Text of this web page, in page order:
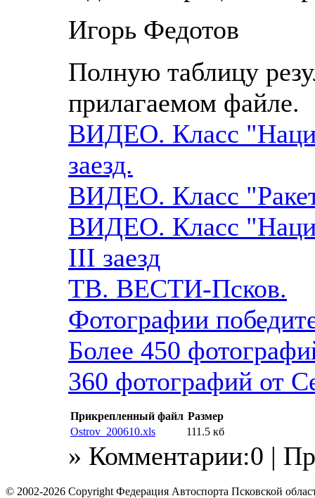
Игорь Федотов
Полную таблицу
прилагаемом файле.
ВИДЕО. Класс
заезд.
ВИДЕО. Класс
ВИДЕО. Класс
III заезд
ТВ. ВЕСТИ-Псков.
Фотографии
Более 450
360 фотографий от
Прикрепленный файл Размер
Ostrov_200610.xls
111.5 кб
» Комментарии:0 |
© 2002-2026 Copyright Федерация Автоспорта Псковской